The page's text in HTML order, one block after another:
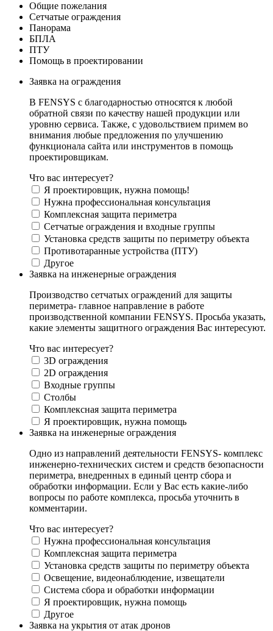
Общие пожелания
Сетчатые ограждения
Панорама
БПЛА
ПТУ
Помощь в проектировании
Заявка на ограждения
В FENSYS с благодарностью относятся к любой
обратной связи по качеству нашей продукции или
уровню сервиса. Также, с удовольствием примем во
внимания любые предложения по улучшению
функционала сайта или инструментов в помощь
проектировщикам.
Что вас интересует?
Я проектировщик, нужна помощь!
Нужна профессиональная консультация
Комплексная защита периметра
Сетчатые ограждения и входные группы
Установка средств защиты по периметру объекта
Противотаранные устройства (ПТУ)
Другое
Заявка на инженерные ограждения
Производство сетчатых ограждений для защиты
периметра- главное направление в работе
производственной компании FENSYS. Просьба указать,
какие элементы защитного ограждения Вас интересуют.
Что вас интересует?
3D ограждения
2D ограждения
Входные группы
Столбы
Комплексная защита периметра
Я проектировщик, нужна помощь
Заявка на инженерные ограждения
Одно из направлений деятельности FENSYS- комплекс
инженерно-технических систем и средств безопасности
периметра, внедренных в единый центр сбора и
обработки информации. Если у Вас есть какие-либо
вопросы по работе комплекса, просьба уточнить в
комментарии.
Что вас интересует?
Нужна профессиональная консультация
Комплексная защита периметра
Установка средств защиты по периметру объекта
Освещение, видеонаблюдение, извещатели
Система сбора и обработки информации
Я проектировщик, нужна помощь
Другое
Заявка на укрытия от атак дронов